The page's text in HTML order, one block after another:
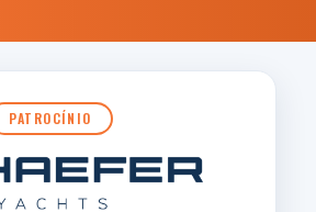
PATROCÍNIO